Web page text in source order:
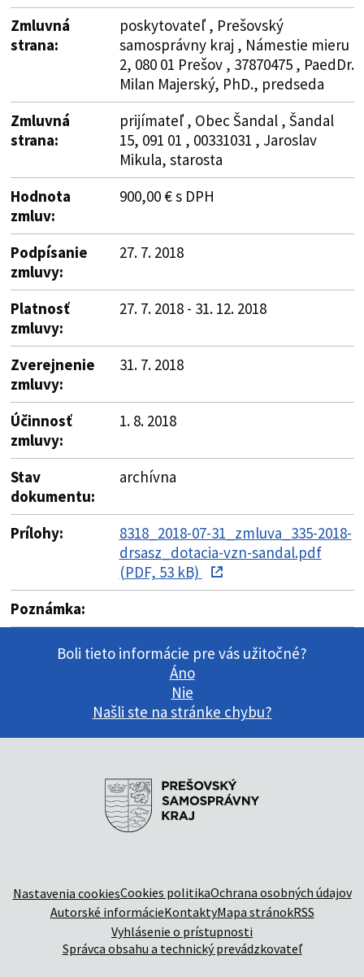
Zmluvná
strana:
poskytovateľ , Prešovský
samosprávny kraj , Námestie mieru
2, 080 01 Prešov , 37870475 , PaedDr.
Milan Majerský, PhD., predseda
Zmluvná
strana:
prijímateľ , Obec Šandal , Šandal
15, 091 01 , 00331031 , Jaroslav
Mikula, starosta
Hodnota
zmluv:
900,00 € s DPH
Podpísanie
zmluvy:
27. 7. 2018
Platnosť
zmluvy:
27. 7. 2018 - 31. 12. 2018
Zverejnenie
zmluvy:
31. 7. 2018
Účinnosť
zmluvy:
1. 8. 2018
Stav
dokumentu:
archívna
Prílohy:
8318_2018-07-31_zmluva_335-2018-
drsasz_dotacia-vzn-sandal.pdf
(PDF, 53 kB)
Poznámka:
Boli tieto informácie pre vás užitočné?
Áno
Nie
Našli ste na stránke chybu?
Nastavenia cookiesCookies politikaOchrana osobných údajov
Autorské informácieKontaktyMapa stránokRSS
Vyhlásenie o prístupnosti
Správca obsahu a technický prevádzkovateľ